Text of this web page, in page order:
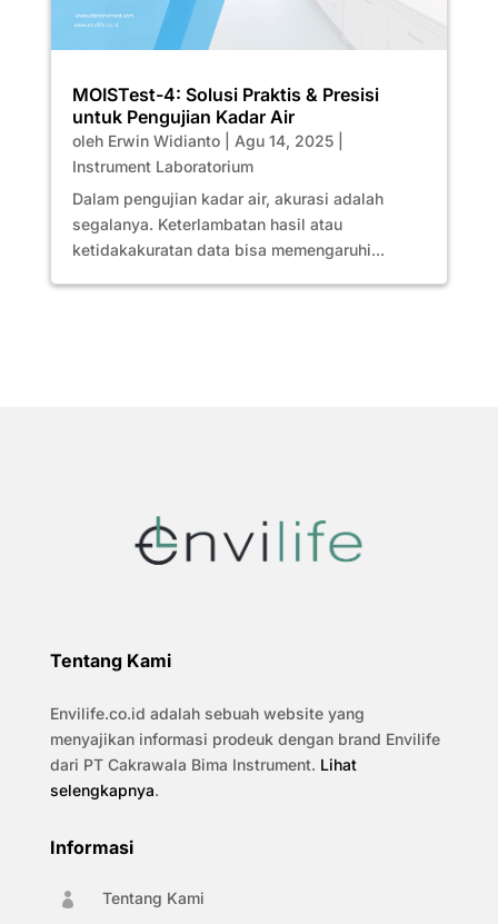
MOISTest-4: Solusi Praktis & Presisi
untuk Pengujian Kadar Air
oleh Erwin Widianto| Agu 14, 2025|
Instrument Laboratorium
Dalam pengujian kadar air, akurasi adalah
segalanya. Keterlambatan hasil atau
ketidakakuratan data bisa memengaruhi...
Tentang Kami
Envilife.co.id adalah sebuah website yang
menyajikan informasi prodeuk dengan brand Envilife
dari PT Cakrawala Bima Instrument. Lihat
selengkapnya.
Informasi
 Tentang Kami